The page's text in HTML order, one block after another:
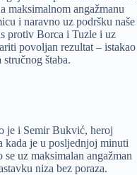
maksimalnom angažmanu
i naravno uz podršku naše
protiv Borca i Tuzle i uz
povoljan rezultat – istakao
štaba.
je i Semir Bukvić, heroj
kada je u posljednjoj minuti
uz maksimalan angažman
niza bez poraza.